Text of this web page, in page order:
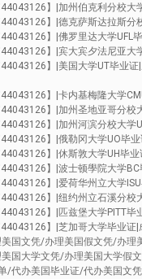
】|加州伯克利分校
】|德克萨斯达拉斯
】|佛罗里达大学UFL
】|宾大宾夕法尼亚
】|美国大学UT毕业
】|卡内基梅隆大学
】|加州圣地亚哥分
】|加州河滨分校大
】|俄勒冈大学UO毕
】|休斯敦大学UH毕
】|波士顿學院大学
】|爱荷华州立大学
】|纽约州立石溪分校
】|匹兹堡大学PITT
】|芝加哥大学毕业
国文凭/办理美国假文凭/办
国大学文凭/办理美国大学假
/代办美国毕业证/代办美国文